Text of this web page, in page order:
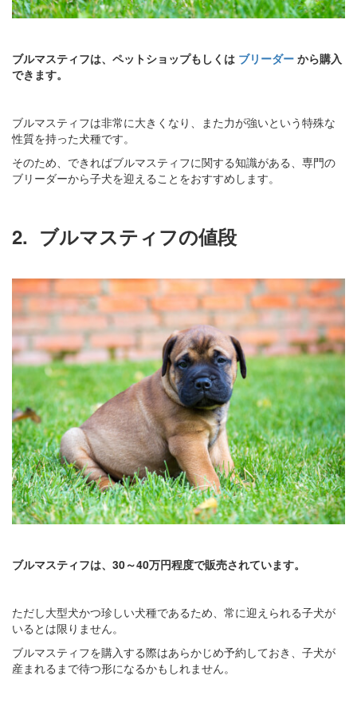
ブルマスティフは、ペットショップもしくは ブリーダー から購入
できます。
ブルマスティフは非常に大きくなり、また力が強いという特殊な
性質を持った犬種です。
そのため、できればブルマスティフに関する知識がある、専門の
ブリーダーから子犬を迎えることをおすすめします。
2. ブルマスティフの値段
ブルマスティフは、30～40万円程度で販売されています。
ただし大型犬かつ珍しい犬種であるため、常に迎えられる子犬が
いるとは限りません。
ブルマスティフを購入する際はあらかじめ予約しておき、子犬が
産まれるまで待つ形になるかもしれません。